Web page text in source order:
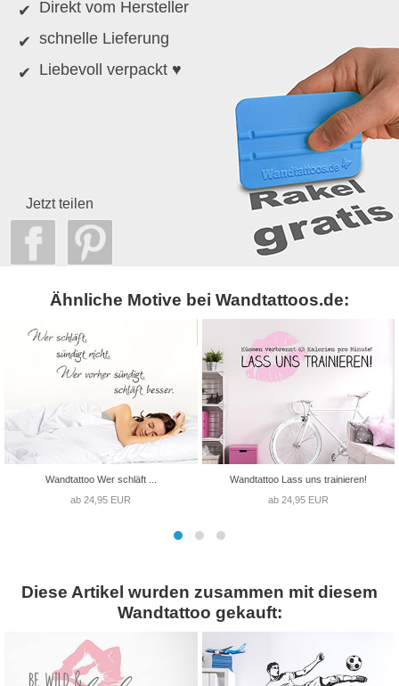
Direkt vom Hersteller
schnelle Lieferung
Liebevoll verpackt ♥
Jetzt teilen
Ähnliche Motive bei Wandtattoos.de:
Wandtattoo Wer schläft ...
ab 24,95 EUR
Wandtattoo Lass uns trainieren!
ab 24,95 EUR
Diese Artikel wurden zusammen mit diesem
Wandtattoo gekauft: